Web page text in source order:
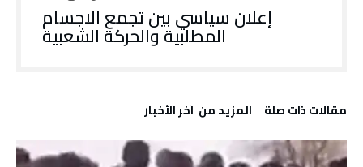
إعلان سياسي بين تجمع الاجسام
المطلبية والحركة الشعبية
‫مقالات ذات صلة‬ ‫المزيد من ‬ آخر الأخبار